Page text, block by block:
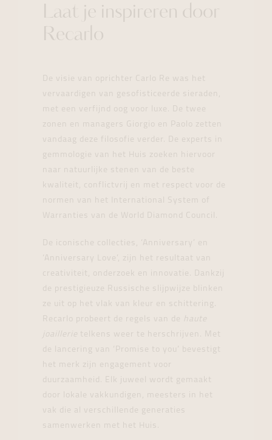
Laat je inspireren door
Recarlo
De visie van oprichter Carlo Re was het
vervaardigen van gesofisticeerde sieraden,
met een verfijnd oog voor luxe. De twee
zonen en managers Giorgio en Paolo zetten
vandaag deze filosofie verder. De experts in
gemmologie van het Huis zoeken hiervoor
naar natuurlijke stenen van de beste
kwaliteit, conflictvrij en met respect voor de
normen van het International System of
Warranties van de World Diamond Council.
De iconische collecties, ‘Anniversary’ en
‘Anniversary Love’, zijn het resultaat van
creativiteit, onderzoek en innovatie. Dankzij
de prestigieuze Russische slijpwijze blinken
ze uit op het vlak van kleur en schittering.
Recarlo probeert de regels van de
haute
joaillerie
telkens weer te herschrijven. Met
de lancering van ‘Promise to you’ bevestigt
het merk zijn engagement voor
duurzaamheid. Elk juweel wordt gemaakt
door lokale vakkundigen, meesters in het
vak die al verschillende generaties
samenwerken met het Huis.